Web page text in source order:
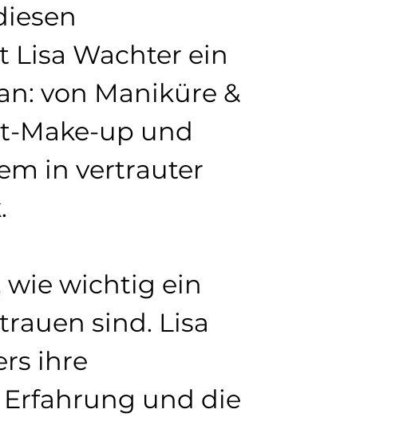
Lisa Wachter ein
von Maniküre &
Make-up und
in vertrauter
wie wichtig ein
sind. Lisa
ihre
und die